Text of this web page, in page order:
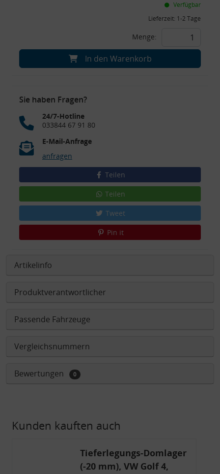
Verfügbar
Lieferzeit: 1-2 Tage
Menge:
In den Warenkorb
Sie haben Fragen?
24/7-Hotline
033844 67 91 80
E-Mail-Anfrage
anfragen
Teilen
Teilen
Tweet
Pin it
Artikelinfo
Produktverantwortlicher
Passende Fahrzeuge
Vergleichsnummern
Bewertungen 0
Kunden kauften auch
Tieferlegungs-Domlager
(-20 mm), VW Golf 4,